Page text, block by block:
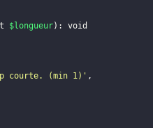
$longueur) : void
courte. (min 1)' ,